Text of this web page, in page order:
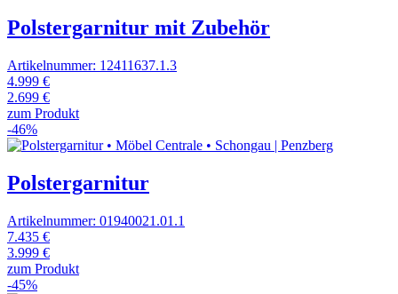
Polstergarnitur mit Zubehör
Artikelnummer: 12411637.1.3
4.999 €
2.699 €
zum Produkt
-46%
Polstergarnitur
Artikelnummer: 01940021.01.1
7.435 €
3.999 €
zum Produkt
-45%